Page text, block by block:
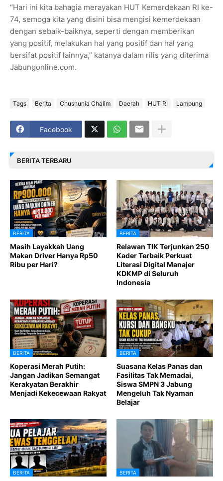
“Hari ini kita bahagia merayakan HUT Kemerdekaan RI ke-
74, semoga kita yang disini bisa mengisi kemerdekaan
dengan sebaik-baiknya, seperti dengan memberikan
yang positif, melakukan hal yang positif dan hal yang
bersifat positif lainnya,” katanya dalam rilis yang diterima
Jabungonline.com.
Tags Berita Chusnunia Chalim Daerah HUT RI Lampung
Facebook
BERITA TERBARU
BERITA
Masih Layakkah Uang
Makan Driver Hanya Rp50
Ribu per Hari?
BERITA
Relawan TIK Terjunkan 250
Kader Terbaik Perkuat
Literasi Digital Manajer
KDKMP di Seluruh
Indonesia
BERITA
Koperasi Merah Putih:
Jangan Jadikan Semangat
Kerakyatan Berakhir
Menjadi Kekecewaan Rakyat
BERITA
Suasana Kelas Panas dan
Fasilitas Tak Memadai,
Siswa SMPN 3 Jabung
Mengeluh Tak Nyaman
Belajar
BERITA BERITA